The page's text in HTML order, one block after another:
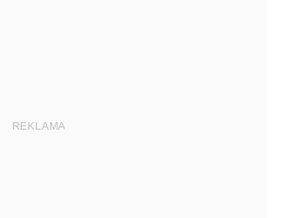
REKLAMA